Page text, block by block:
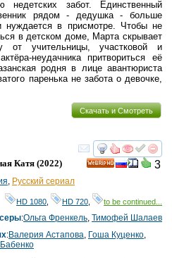
недетских забот. Единственный
рядом - дедушка - больше
нуждается в присмотре. Чтобы не
в детском доме, Марта скрывает
от учительницы, участковой и
неудачника притвориться её
родня в лице авантюриста
паренька не забота о девочке,
Скачать и Смотреть
смотреть
3
Катя (2022)
, Русский сериал
HD 1080 HD 720 to be continued...
:Ольга Френкель, Тимофей Шалаев
:Валерия Астапова, Гоша Куценко,